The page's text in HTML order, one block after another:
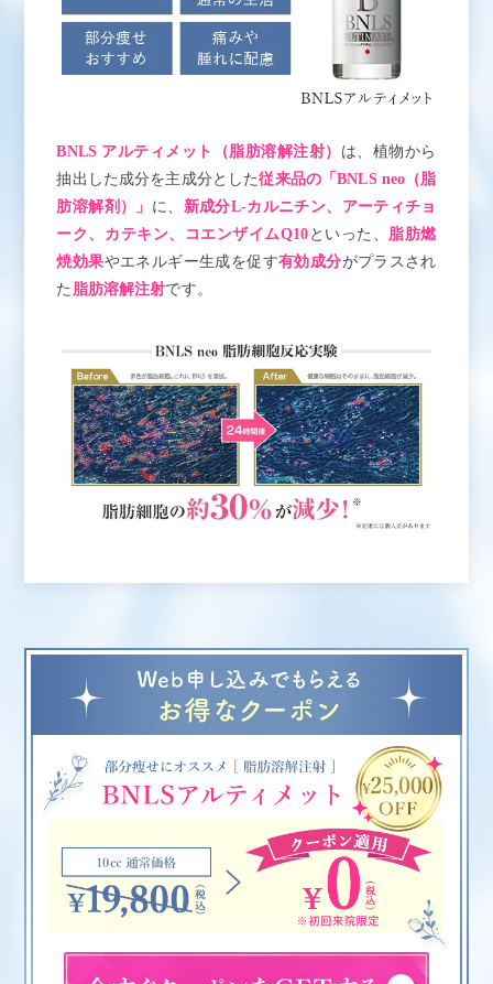
BNLS アルティメット（脂肪溶解注射） は、植物から
抽出した成分を主成分とした従来品の「BNLS neo（脂
肪溶解剤）」 に、 新成分L-カルニチン、アーティチョ
ーク、カテキン、コエンザイムQ10 といった、 脂肪燃
焼効果やエネルギー生成を促す有効成分がプラスされ
た 脂肪溶解注射です。